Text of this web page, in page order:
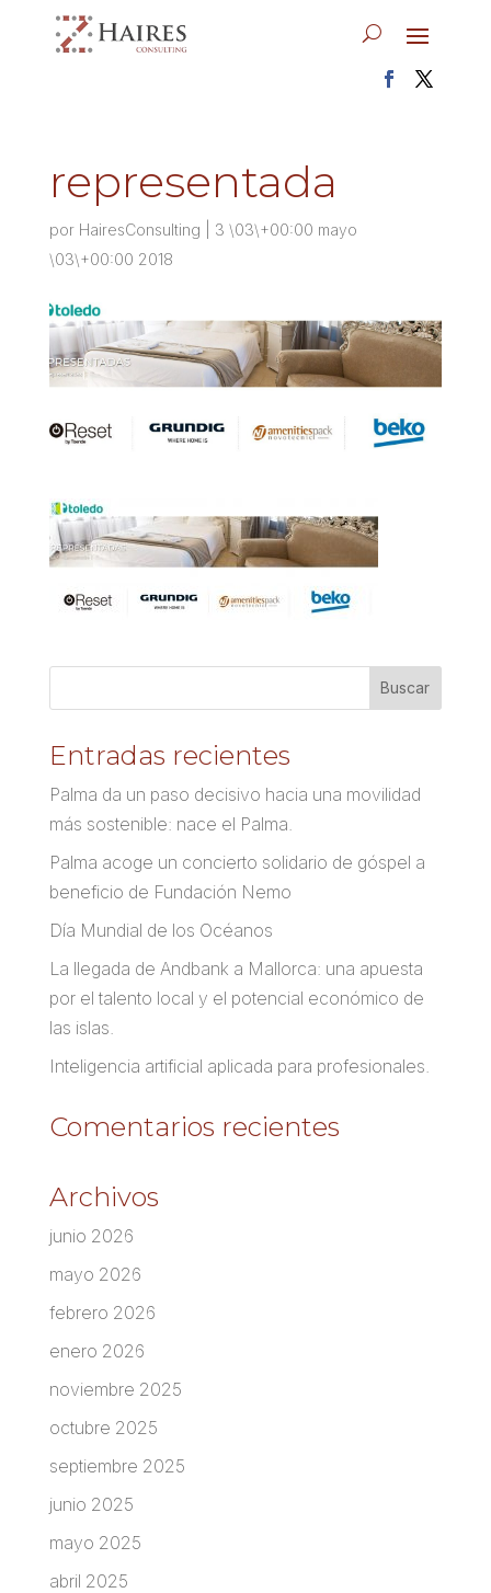
representada
por HairesConsulting
3 \03\+00:00 mayo
\03\+00:00 2018
Entradas recientes
Palma da un paso decisivo hacia una movilidad
más sostenible: nace el Palma.
Palma acoge un concierto solidario de góspel a
beneficio de Fundación Nemo
Día Mundial de los Océanos
La llegada de Andbank a Mallorca: una apuesta
por el talento local y el potencial económico de
las islas.
Inteligencia artificial aplicada para profesionales.
Comentarios recientes
Archivos
junio 2026
mayo 2026
febrero 2026
enero 2026
noviembre 2025
octubre 2025
septiembre 2025
junio 2025
mayo 2025
abril 2025